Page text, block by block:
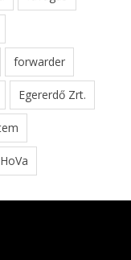
forwarder
Egererdő Zrt.